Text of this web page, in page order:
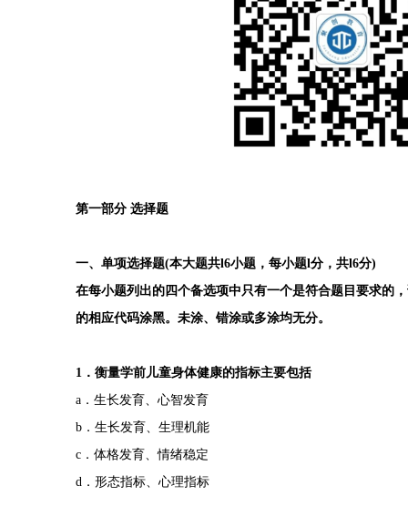
第一部分 选择题
一、单项选择题(本大题共l6小题，每小题l分，共l6分)
在每小题列出的四个备选项中只有一个是符合题目要求的，
的相应代码涂黑。未涂、错涂或多涂均无分。
1．衡量学前儿童身体健康的指标主要包括
a．生长发育、心智发育
b．生长发育、生理机能
c．体格发育、情绪稳定
d．形态指标、心理指标